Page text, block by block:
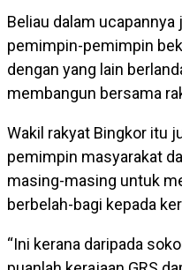
Beliau dalam
pemimpin-pemimpin
dengan yang lain
membangun bersama
Wakil rakyat Bingkor itu
pemimpin masyarakat
masing-masing untuk
berbelah-bagi kepada
“Ini kerana daripada